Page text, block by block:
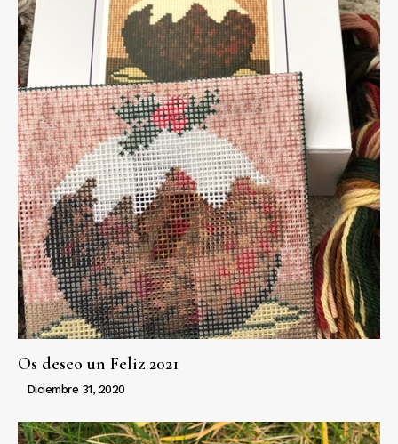
Os deseo un Feliz 2021
Diciembre 31, 2020